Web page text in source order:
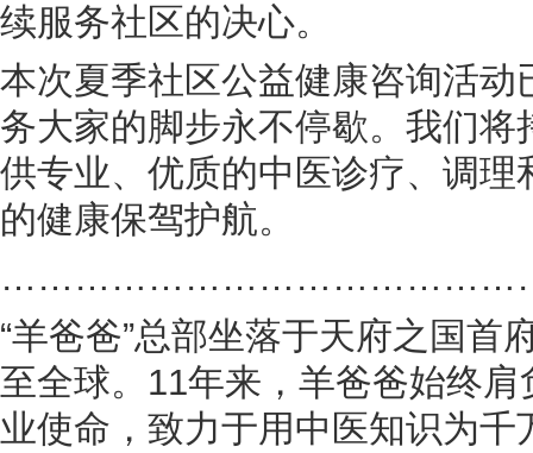
续服务社区的决心。
本次夏季社区公益健康咨询活
务大家的脚步永不停歇。我们
供专业、优质的中医诊疗、调
的健康保驾护航。
“羊爸爸”总部坐落于天府之国首
至全球。11年来，羊爸爸始终肩
业使命，致力于用中医知识为